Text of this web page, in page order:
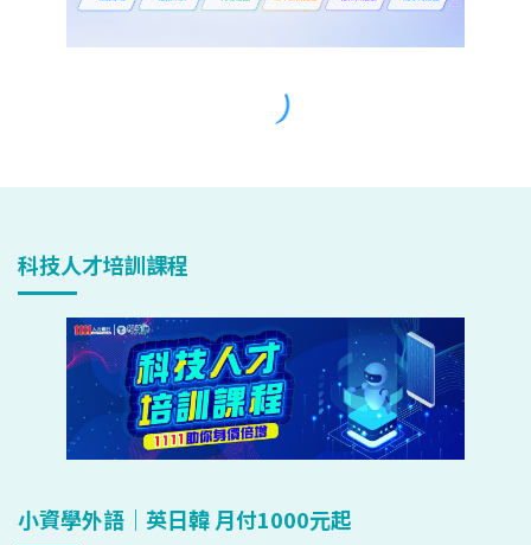
科技人才培訓課程
小資學外語｜英日韓 月付1000元起